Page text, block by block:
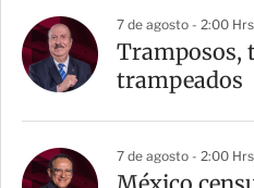
7 de agosto - 2:00 Hrs
Tramposos,
trampeados
7 de agosto - 2:00 Hrs